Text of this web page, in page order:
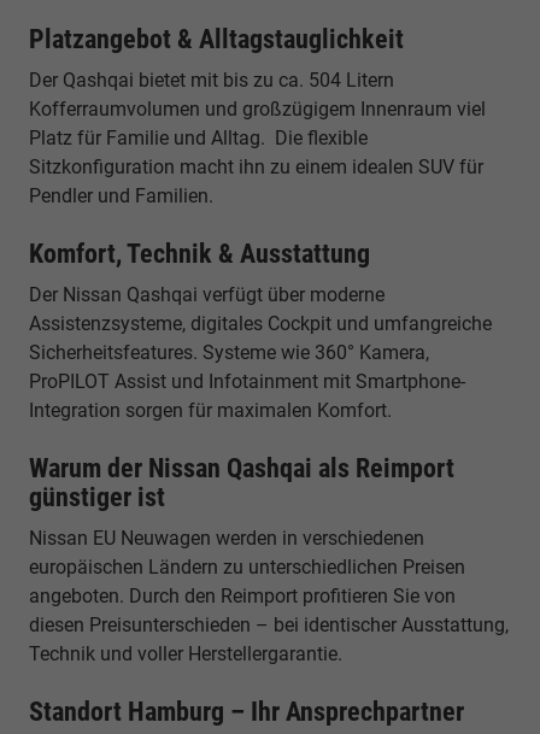
Platzangebot & Alltagstauglichkeit
Der Qashqai bietet mit bis zu ca. 504 Litern
Kofferraumvolumen und großzügigem Innenraum viel
Platz für Familie und Alltag. Die flexible
Sitzkonfiguration macht ihn zu einem idealen SUV für
Pendler und Familien.
Komfort, Technik & Ausstattung
Der Nissan Qashqai verfügt über moderne
Assistenzsysteme, digitales Cockpit und umfangreiche
Sicherheitsfeatures. Systeme wie 360° Kamera,
ProPILOT Assist und Infotainment mit Smartphone-
Integration sorgen für maximalen Komfort.
Warum der Nissan Qashqai als Reimport
günstiger ist
Nissan EU Neuwagen werden in verschiedenen
europäischen Ländern zu unterschiedlichen Preisen
angeboten. Durch den Reimport profitieren Sie von
diesen Preisunterschieden – bei identischer Ausstattung,
Technik und voller Herstellergarantie.
Standort Hamburg – Ihr Ansprechpartner